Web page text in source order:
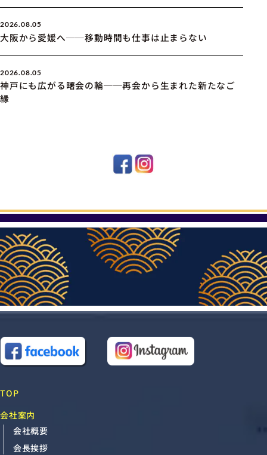
2026.08.05
大阪から愛媛へ──移動時間も仕事は止まらない
2026.08.05
神戸にも広がる曙会の輪──再会から生まれた新たなご
縁
TOP
会社案内
会社概要
会長挨拶